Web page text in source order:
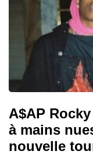
A$AP
à mains
nouvelle